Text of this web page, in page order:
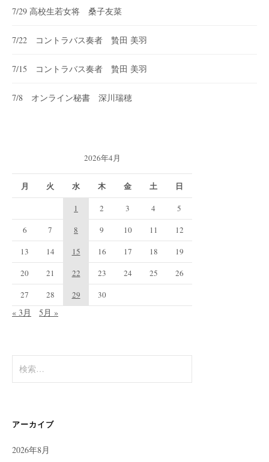
7/29 高校生若女将 桑子友菜
7/22 コントラバス奏者 贄田 美羽
7/15 コントラバス奏者 贄田 美羽
7/8 オンライン秘書 深川瑞穂
2026年4月
月 火 水 木 金 土 日
1 2 3 4
5
6
7 8 9 10 11
12
13
14 15 16 17 18
19
20
21 22 23 24 25
26
27
28 29 30
« 3月 5月 »
索:
アーカイブ
2026年8月